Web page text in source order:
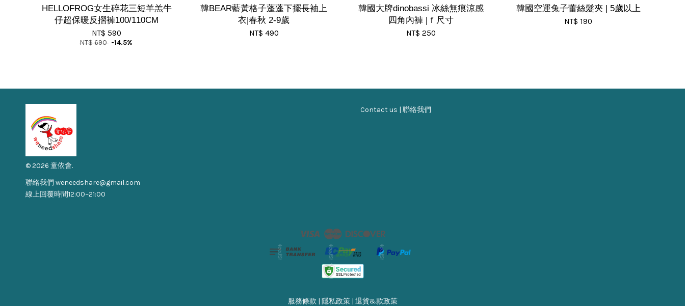
HELLOFROG女生碎花三短羊羔牛
仔超保暖反摺褲100/110CM
NT$ 590
NT$ 690 -14.5%
韓BEAR藍黃格子蓬蓬下擺長袖上
衣|春秋 2-9歲
NT$ 490
韓國大牌dinobassi 冰絲無痕涼感
四角內褲 |ｆ尺寸
NT$ 250
韓國空運兔子蕾絲髮夾 | 5歲以上
NT$ 190
© 2026 童依會.
Contact us | 聯絡我們
聯絡我們 weneedshare@gmail.com
線上回覆時間12:00~21:00
Visa Master
服務條款 | 隱私政策| 退貨&款政策